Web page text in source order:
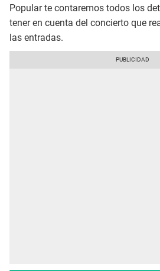
Popular te contaremos todos los
tener en cuenta del concierto que
las entradas.